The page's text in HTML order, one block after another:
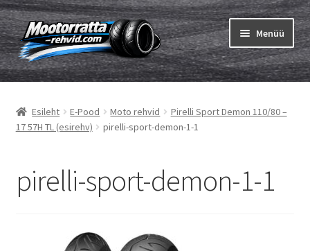
Liigu
navigeerimisele
Liigu
sisu
juurde
Menüü
Rehvid
Ava
Sisekumm
Ava
Rehvid info
Ava
Esileht E-Pood Moto rehvid
Pirelli Sport Demon 110/80 –
17 57H TL (esirehv)
pirelli-sport-demon-1-1
pirelli-sport-demon-1-1